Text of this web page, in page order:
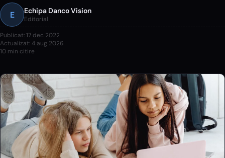
E Echipa Danco Vision
Editorial
Publicat:17 dec 2022
Actualizat:4 aug 2026
10 min citire